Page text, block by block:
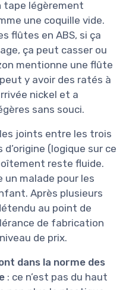
tape légèrement
une coquille vide.
flûtes en ABS, si ça
ça peut casser ou
mentionne une flûte
y avoir des ratés à
nickel et a
sans souci.
les joints entre les trois
(logique sur ce
reste fluide.
un malade pour les
Après plusieurs
au point de
de fabrication
de prix.
dans la norme des
: ce n’est pas du haut